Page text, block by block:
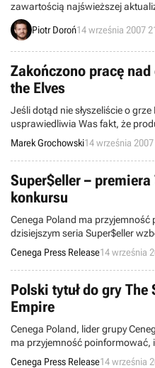
zawartością najświeższej
Virtual Console. W tym tygodniu
wśród których pierwsze
Piotr Doroń14 września 2007
Zakończono pracę
the Elves
Jeśli dotąd nie słyszeliście o
usprawiedliwia Was fakt, że
inną, równie tajemniczą nazwą
Wish). Niezależnie od tego,
swe dzieło programiści z
poinformowali oni właśnie, że
końca.
Marek Grochowski14 września
Super$eller –
konkursu
Cenega Poland ma
dzisiejszym seria Super$eller
gier.
Cenega Press Release14 września
Polski tytuł do gry The
Empire
Cenega Poland, lider grupy
ma przyjemność poinformować,
ma już polski tytuł – The
Cenega Press Release14 września